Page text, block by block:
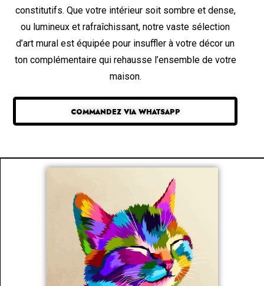
constitutifs. Que votre intérieur soit sombre et dense,
ou lumineux et rafraîchissant, notre vaste sélection
d’art mural est équipée pour insuffler à votre décor un
ton complémentaire qui rehausse l’ensemble de votre
maison.
COMMANDEZ VIA WHATSAPP